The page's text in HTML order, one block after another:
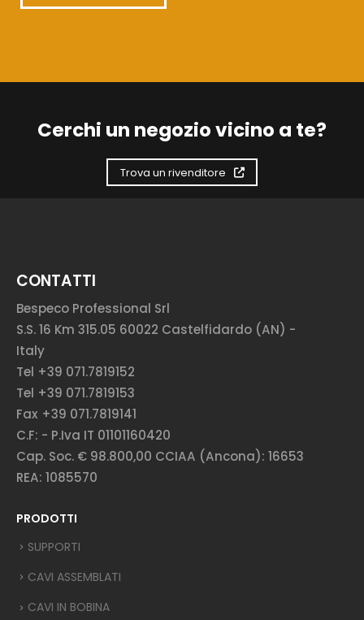
Cerchi un negozio vicino a te?
Trova un rivenditore
CONTATTI
Bespeco Professional Srl
S.S. 16 Km 315.05 60022 Castelfidardo (AN) -
Italy
Tel +39 071.7819152
Tel +39 071.7819153
Fax +39 071.7819141
C.F: - P.Iva IT 01101160420
Cap. Soc. € 98.800,00 CCIAA (Ancona): 16653
REA: 1085570
PRODOTTI
SUPPORTI
CAVI ASSEMBLATI
CAVI IN BOBINA